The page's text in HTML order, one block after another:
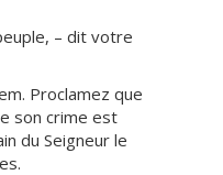
– dit votre
Proclamez que
son crime est
du Seigneur le